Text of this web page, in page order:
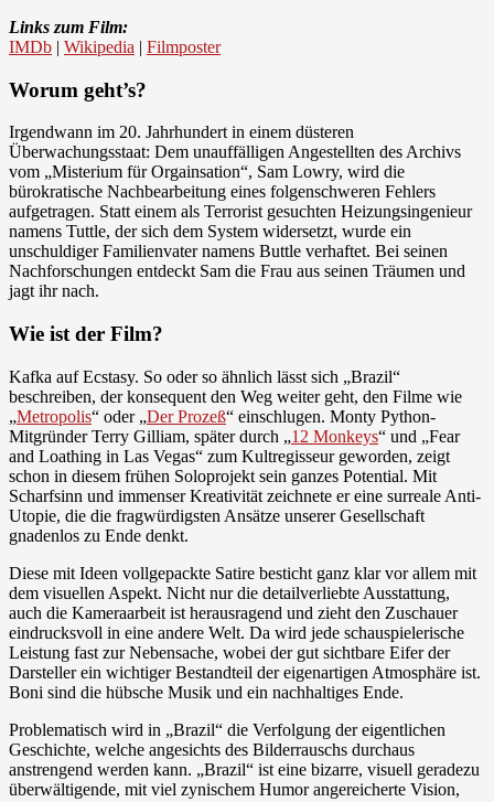
Links zum Film:
IMDb | Wikipedia | Filmposter
Worum geht’s?
Irgendwann im 20. Jahrhundert in einem düsteren
Überwachungsstaat: Dem unauffälligen Angestellten des Archivs
vom „Misterium für Orgainsation“, Sam Lowry, wird die
bürokratische Nachbearbeitung eines folgenschweren Fehlers
aufgetragen. Statt einem als Terrorist gesuchten Heizungsingenieur
namens Tuttle, der sich dem System widersetzt, wurde ein
unschuldiger Familienvater namens Buttle verhaftet. Bei seinen
Nachforschungen entdeckt Sam die Frau aus seinen Träumen und
jagt ihr nach.
Wie ist der Film?
Kafka auf Ecstasy. So oder so ähnlich lässt sich „Brazil“
beschreiben, der konsequent den Weg weiter geht, den Filme wie
„Metropolis“ oder „Der Prozeß“ einschlugen. Monty Python-
Mitgründer Terry Gilliam, später durch „12 Monkeys“ und „Fear
and Loathing in Las Vegas“ zum Kultregisseur geworden, zeigt
schon in diesem frühen Soloprojekt sein ganzes Potential. Mit
Scharfsinn und immenser Kreativität zeichnete er eine surreale Anti-
Utopie, die die fragwürdigsten Ansätze unserer Gesellschaft
gnadenlos zu Ende denkt.
Diese mit Ideen vollgepackte Satire besticht ganz klar vor allem mit
dem visuellen Aspekt. Nicht nur die detailverliebte Ausstattung,
auch die Kameraarbeit ist herausragend und zieht den Zuschauer
eindrucksvoll in eine andere Welt. Da wird jede schauspielerische
Leistung fast zur Nebensache, wobei der gut sichtbare Eifer der
Darsteller ein wichtiger Bestandteil der eigenartigen Atmosphäre ist.
Boni sind die hübsche Musik und ein nachhaltiges Ende.
Problematisch wird in „Brazil“ die Verfolgung der eigentlichen
Geschichte, welche angesichts des Bilderrauschs durchaus
anstrengend werden kann. „Brazil“ ist eine bizarre, visuell geradezu
überwältigende, mit viel zynischem Humor angereicherte Vision,